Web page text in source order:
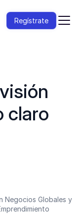
Regístrate
claro
Negocios Globales y